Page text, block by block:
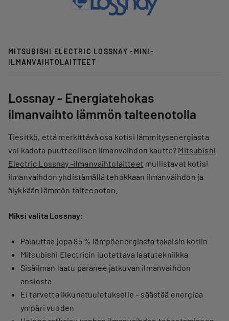
MITSUBISHI ELECTRIC LOSSNAY -MINI-
ILMANVAIHTOLAITTEET
Lossnay - Energiatehokas
ilmanvaihto lämmön talteenotolla
Tiesitkö, että merkittävä osa kotisi lämmitysenergiasta
voi kadota puutteellisen ilmanvaihdon kautta? Mitsubishi
Electric Lossnay -ilmanvaihtolaitteet mullistavat kotisi
ilmanvaihdon yhdistämällä tehokkaan ilmanvaihdon ja
älykkään lämmön talteenoton.
Miksi valita Lossnay:
Palauttaa jopa 85 % lämpöenergiasta takaisin kotiin
Mitsubishi Electricin luotettava laatutekniikka
Sisäilman laatu paranee jatkuvan ilmanvaihdon
ansiosta
Ei tarvetta ikkunatuuletukselle – säästää energiaa
ympäri vuoden